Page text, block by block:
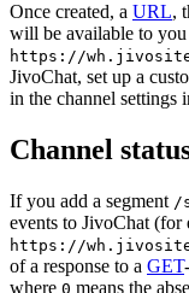
Once created, a URL,
will be available to
https://
JivoChat, set up a
in the channel settings
Channel
If you add a segment /
events to JivoChat (for
https://
of a response to a GET
where 0 means the